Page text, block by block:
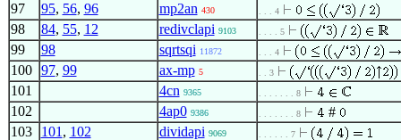
97 95, 56, 96 mp2an 430 . . . 4
98 84, 55, 12 redivclapi 9103 . . . . 5
99 98 sqrtsqi 11872 . . . 4
100 97, 99 ax-mp 5 . . 3
101 4cn 9365 . . . . . . . 8
102 4ap0 9386 . . . . . . . 8
#
103
101 , 102 dividapi 9069 . . . . . . 7